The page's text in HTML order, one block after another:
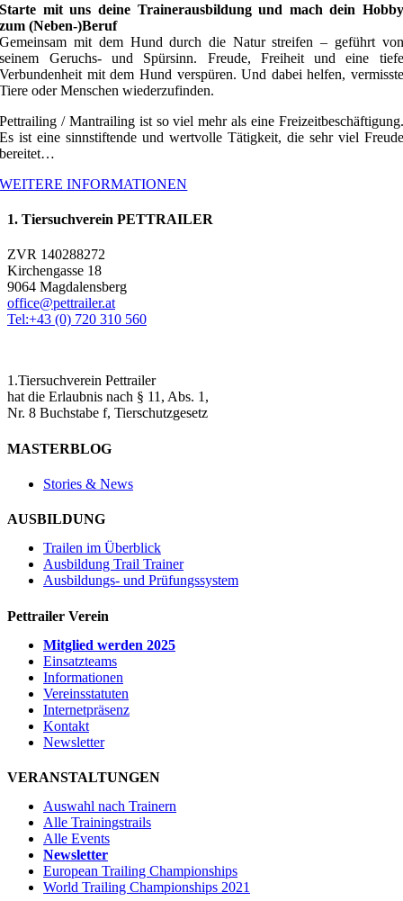
Starte mit uns deine Trainerausbildung und mach dein Hobby
zum (Neben-)Beruf
Gemeinsam mit dem Hund durch die Natur streifen – geführt von
seinem Geruchs- und Spürsinn. Freude, Freiheit und eine tiefe
Verbundenheit mit dem Hund verspüren. Und dabei helfen, vermisste
Tiere oder Menschen wiederzufinden.
Pettrailing / Mantrailing ist so viel mehr als eine Freizeitbeschäftigung.
Es ist eine sinnstiftende und wertvolle Tätigkeit, die sehr viel Freude
bereitet…
WEITERE INFORMATIONEN
1. Tiersuchverein PETTRAILER
ZVR 140288272
Kirchengasse 18
9064 Magdalensberg
office@pettrailer.at
Tel:+43 (0) 720 310 560
1.Tiersuchverein Pettrailer
hat die Erlaubnis nach § 11, Abs. 1,
Nr. 8 Buchstabe f, Tierschutzgesetz
MASTERBLOG
Stories & News
AUSBILDUNG
Trailen im Überblick
Ausbildung Trail Trainer
Ausbildungs- und Prüfungssystem
Pettrailer Verein
Mitglied werden 2025
Einsatzteams
Informationen
Vereinsstatuten
Internetpräsenz
Kontakt
Newsletter
VERANSTALTUNGEN
Auswahl nach Trainern
Alle Trainingstrails
Alle Events
Newsletter
European Trailing Championships
World Trailing Championships 2021